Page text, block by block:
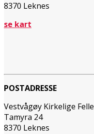
8370 Leknes
se kart
POSTADRESSE
Vestvågøy Kirkelige
Tamyra 24
8370 Leknes